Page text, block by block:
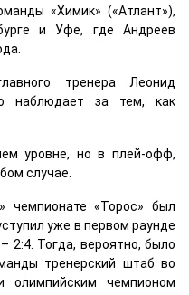
«Химик» («Атлант»),
и Уфе, где Андреев
тренера Леонид
наблюдает за тем, как
уровне, но в плей-офф,
случае.
чемпионате «Торос» был
уже в первом раунде
2:4. Тогда, вероятно, было
тренерский штаб во
чемпионом